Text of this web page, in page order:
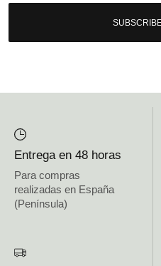
Entrega en 48 horas
Para compras
realizadas en España
(Península)